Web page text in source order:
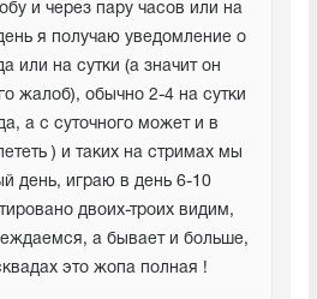
и через пару часов или на
я получаю уведомление о
или на сутки (а значит он
жалоб), обычно 2-4 на сутки
а с суточного может и в
) и таких на стримах мы
день, играю в день 6-10
двоих-троих видим,
а бывает и больше,
это жопа полная !